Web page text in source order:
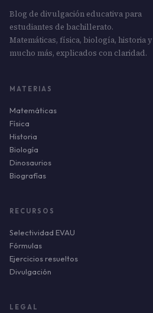
Blog de divulgación educativa para
estudiantes de bachillerato.
Matemáticas, física, biología, historia y
mucho más, explicados con claridad.
MATERIAS
Matemáticas
Física
Historia
Biología
Dinosaurios
Biografías
RECURSOS
Selectividad EVAU
Fórmulas
Ejercicios resueltos
Divulgación
LEGAL